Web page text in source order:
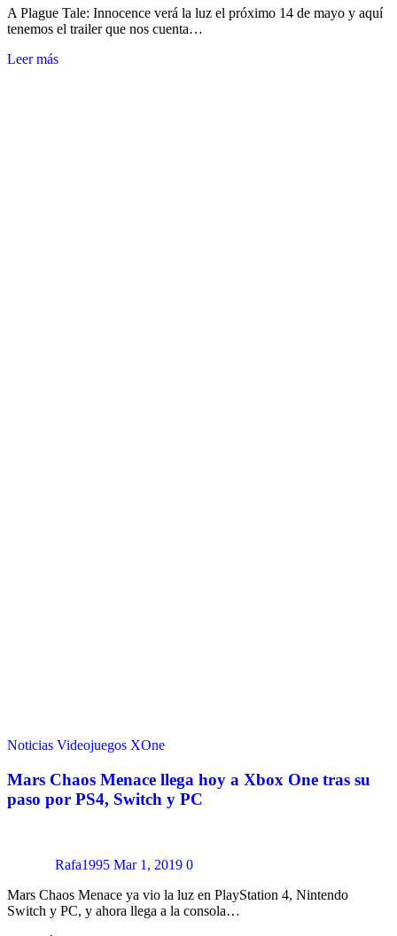
A Plague Tale: Innocence verá la luz el próximo 14 de mayo y aquí
tenemos el trailer que nos cuenta…
Leer más
Noticias Videojuegos XOne
Mars Chaos Menace llega hoy a Xbox One tras su
paso por PS4, Switch y PC
Rafa1995 Mar 1, 2019 0
Mars Chaos Menace ya vio la luz en PlayStation 4, Nintendo
Switch y PC, y ahora llega a la consola…